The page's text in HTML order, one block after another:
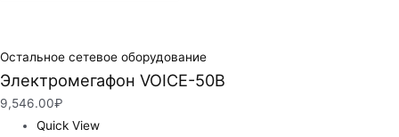
Остальное сетевое оборудование
Электромегафон VOICE-50B
9,546.00₽
Quick View